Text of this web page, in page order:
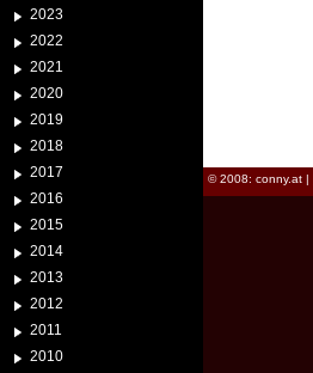
2023
2022
2021
2020
2019
2018
2017
2016
2015
2014
2013
2012
2011
2010
© 2008: conny.at |